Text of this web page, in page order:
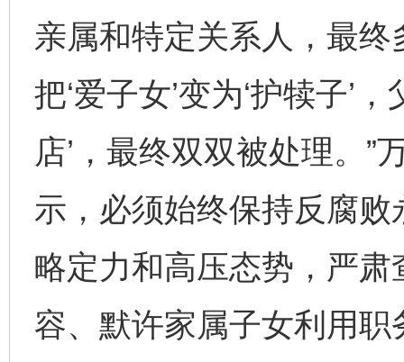
亲属和特定关系人，最
把‘爱子女’变为‘护犊子’
店’，最终双双被处理。
示，必须始终保持反腐
略定力和高压态势，严肃
容、默许家属子女利用